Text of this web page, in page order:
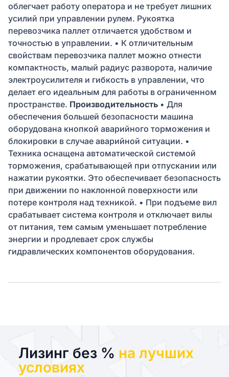
облегчает работу оператора и не требует лишних
усилий при управлении рулем. Рукоятка
перевозчика паллет отличается удобством и
точностью в управлении. • К отличительным
свойствам перевозчика паллет можно отнести
компактность, малый радиус разворота, наличие
электроусилителя и гибкость в управлении, что
делает его идеальным для работы в ограниченном
пространстве. Производительность • Для
обеспечения большей безопасности машина
оборудована кнопкой аварийного торможения и
блокировки в случае аварийной ситуации. •
Техника оснащена автоматической системой
торможения, срабатывающей при отпускании или
нажатии рукоятки. Это обеспечивает безопасность
при движении по наклонной поверхности или
потере контроля над техникой. • При подъеме вил
срабатывает система контроля и отключает вилы
от питания, тем самым уменьшает потребление
энергии и продлевает срок службы
гидравлических компонентов оборудования.
Лизинг без % на лучших
условиях